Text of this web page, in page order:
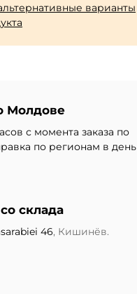
варианты
Молдове
с момента заказа по
по регионам в день
склада
46, Кишинёв.